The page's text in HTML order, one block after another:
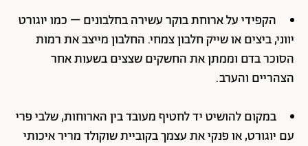
הקפידי על ארוחת בוקר עשירה בחלבונים – כמו יוגורט
יווני, ביצים או שייק חלבון צמחי. החלבון מייצב את רמות
הסוכר בדם וממתן את החשקים שצצים בשעות אחר
הצהריים והערב.
במקום להושיט יד לחטיף מעובד בין הארוחות, שלבי פרי
עם יוגורט, או פנקי את עצמך בקוביית שוקולד מריר איכותי